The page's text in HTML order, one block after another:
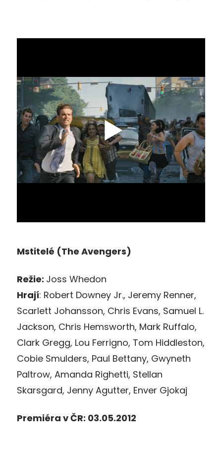
Mstitelé (The Avengers)
Režie: Joss Whedon
Hrají: Robert Downey Jr., Jeremy Renner,
Scarlett Johansson, Chris Evans, Samuel L.
Jackson, Chris Hemsworth, Mark Ruffalo,
Clark Gregg, Lou Ferrigno, Tom Hiddleston,
Cobie Smulders, Paul Bettany, Gwyneth
Paltrow, Amanda Righetti, Stellan
Skarsgard, Jenny Agutter, Enver Gjokaj
Premiéra v ČR: 03.05.2012